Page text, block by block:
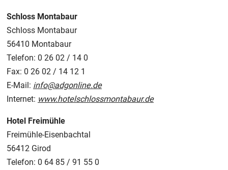
Schloss Montabaur
Schloss Montabaur
56410 Montabaur
Telefon: 0 26 02 / 14 0
Fax: 0 26 02 / 14 12 1
E-Mail: info@adgonline.de
Internet: www.hotelschlossmontabaur.de
Hotel Freimühle
Freimühle-Eisenbachtal
56412 Girod
Telefon: 0 64 85 / 91 55 0